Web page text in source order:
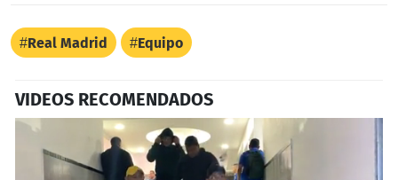
Real Madrid Equipo
VIDEOS RECOMENDADOS